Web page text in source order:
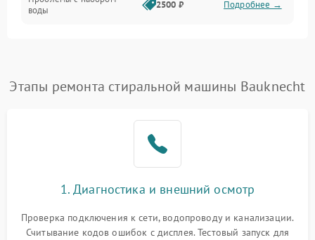
воды
2500 ₽ Подробнее →
2200 ₽ Подробнее →
Этапы ремонта стиральной машины Bauknecht
1. Диагностика и внешний осмотр
Проверка подключения к сети, водопроводу и канализации.
Считывание кодов ошибок с дисплея. Тестовый запуск для